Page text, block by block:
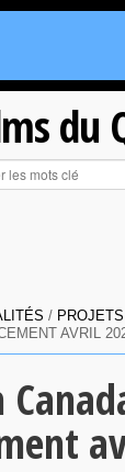
du
/ PROJETS
AVRIL